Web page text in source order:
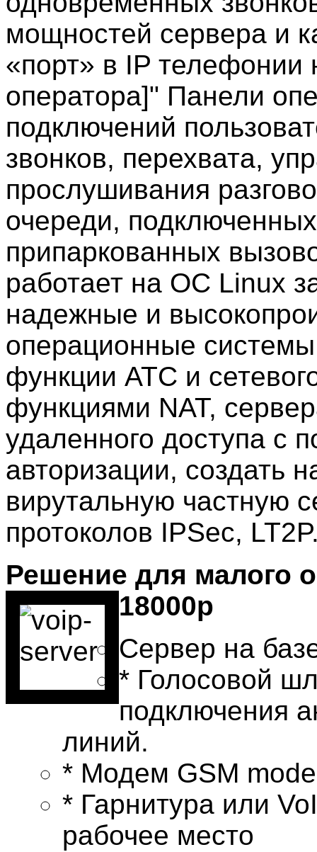
мощностей сервера и
«порт» в IP телефонии
оператора]" Панели
подключений
звонков, перехвата,
прослушивания
очереди,
припаркованных
работает на ОС Linux
надежные и
операционные
функции АТС и
функциями NAT,
удаленного доступа с
авторизации, создать
вирутальную частную
протоколов IPSec,
Решение для малого
18000р
Сервер на
* Голосовой
подключения
линий.
* Модем GSM
* Гарнитура или
рабочее место